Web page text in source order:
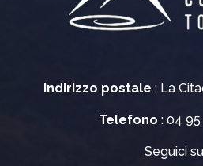
Indirizzo postale : La
Telefono : 04
Seguici